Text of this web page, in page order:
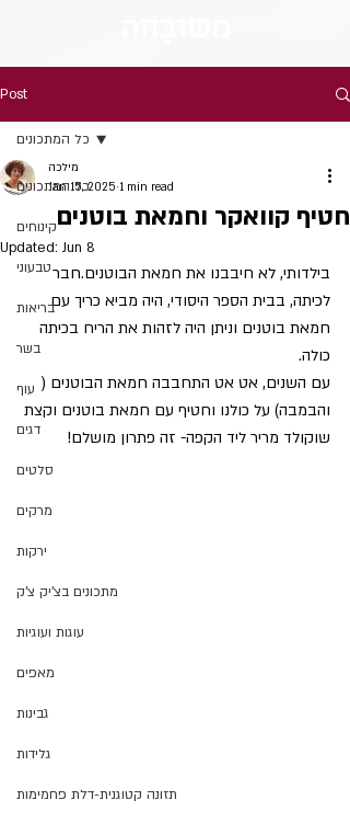
Post
כל המתכונים
קינוחים
טבעוני
בריאות
בשר
עוף
דגים
סלטים
מרקים
ירקות
מתכונים בצ'יק צ'ק
עוגות ועוגיות
מאפים
גבינות
גלידות
תזונה קטוגנית-דלת פחמימות
כל המתכונים
חטיף קוואקר וחמאת בוטנים
מילכה
Jan 15, 2025 1 min read
Updated: Jun 8
בילדותי, לא חיבבנו את חמאת הבוטנים.חבר
לכיתה, בבית הספר היסודי, היה מביא כריך עם
חמאת בוטנים וניתן היה לזהות את הריח בכיתה
כולה.
עם השנים, אט אט התחבבה חמאת הבוטנים (
והבמבה) על כולנו וחטיף עם חמאת בוטנים וקצת
שוקולד מריר ליד הקפה- זה פתרון מושלם!